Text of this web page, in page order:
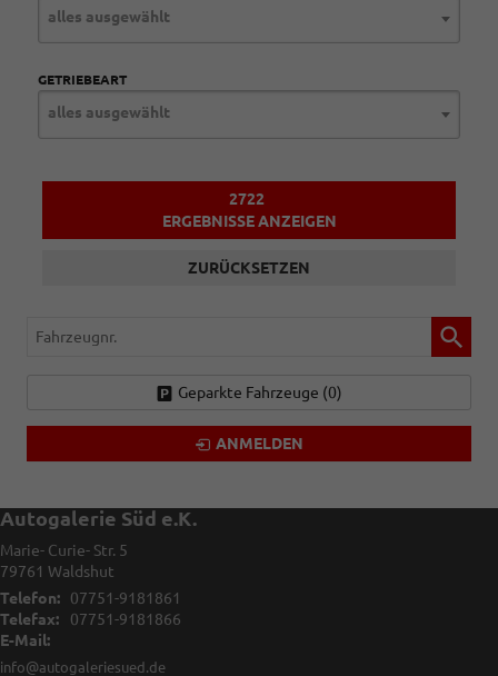
alles ausgewählt
GETRIEBEART
alles ausgewählt
2722
ERGEBNISSE ANZEIGEN
ZURÜCKSETZEN
Fahrzeugnr.
Geparkte Fahrzeuge (0)
ANMELDEN
Autogalerie Süd e.K.
Marie- Curie- Str. 5
79761 Waldshut
Telefon:
07751-9181861
Telefax:
07751-9181866
E-Mail:
info@autogaleriesued.de